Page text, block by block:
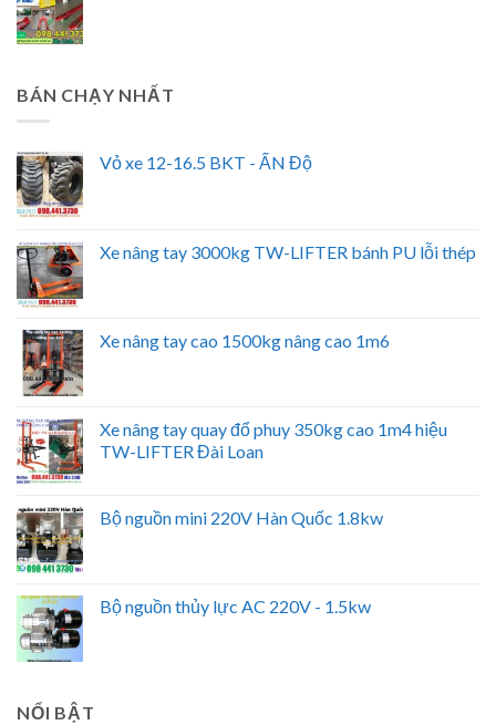
BÁN CHẠY NHẤT
Vỏ xe 12-16.5 BKT - ẤN Độ
Xe nâng tay 3000kg TW-LIFTER bánh PU lỗi thép
Xe nâng tay cao 1500kg nâng cao 1m6
Xe nâng tay quay đổ phuy 350kg cao 1m4 hiệu
TW-LIFTER Đài Loan
Bộ nguồn mini 220V Hàn Quốc 1.8kw
Bộ nguồn thủy lực AC 220V - 1.5kw
NỔI BẬT